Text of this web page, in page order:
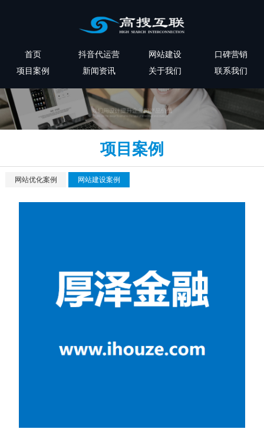
首页 抖音代运营 网站建设
口碑营销
项目案例
新闻资讯 关于我们 联系我们
项目案例
网站优化案例 网站建设案例